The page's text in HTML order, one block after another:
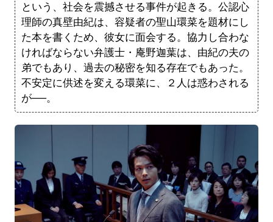
という、社会を震撼させる事件が起きる。公認心
理師の真壁由紀は、容疑者の聖山環菜を題材にし
た本を書くため、彼女に面会する。協力し合わな
ければならない弁護士・庵野迦葉は、由紀の夫の
弟でもあり、過去の秘密を知る存在でもあった。
不安定に供述を変える環菜に、２人は惑わされる
が──。